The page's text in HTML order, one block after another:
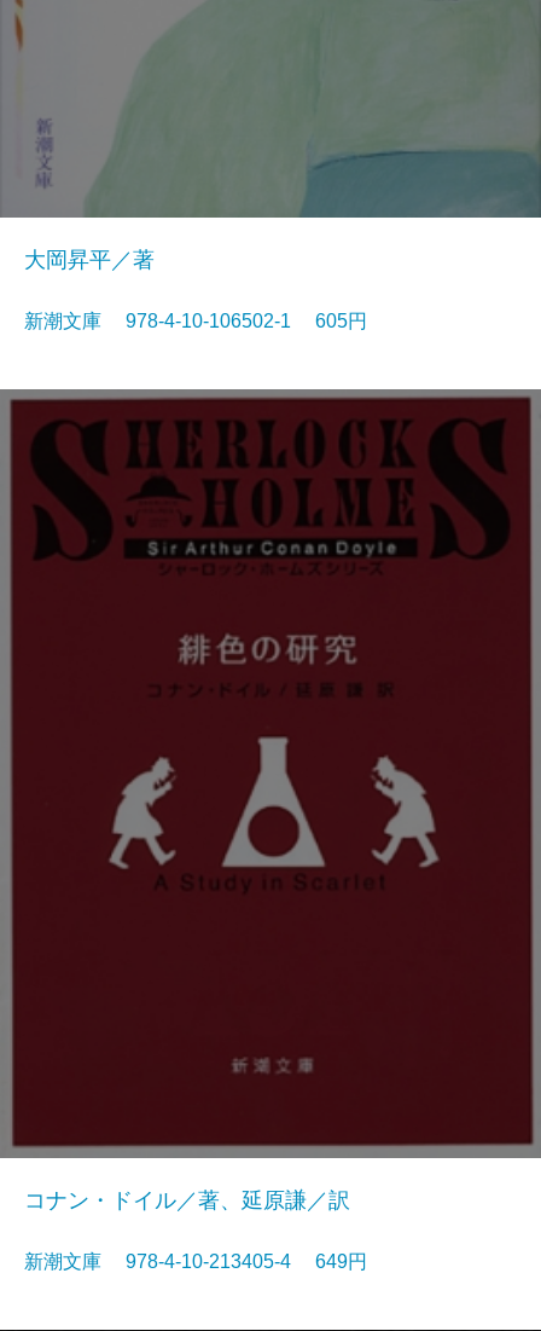
大岡昇平／著
新潮文庫 978-4-10-106502-1 605円
コナン・ドイル／著、延原謙／訳
新潮文庫 978-4-10-213405-4 649円